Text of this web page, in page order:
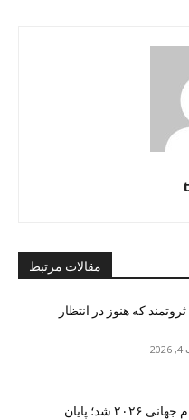
مقالات مرتبط
که هنوز در انتظار
اسپانیا قهرمان جام جهانی ۲۰۲۶ شد؛ پایان